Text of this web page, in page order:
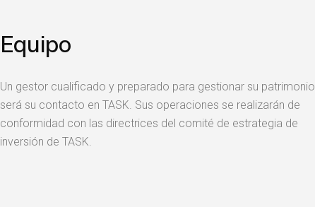
Equipo
Un gestor cualificado y preparado para gestionar su patrimonio
será su contacto en TASK. Sus operaciones se realizarán de
conformidad con las directrices del comité de estrategia de
inversión de TASK.